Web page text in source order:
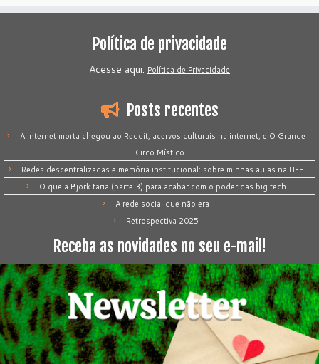
Política de privacidade
Acesse aqui: Política de Privacidade
Posts recentes
A internet morta chegou ao Reddit; acervos culturais na internet; e O Grande
Circo Místico
Redes descentralizadas e memória institucional: sobre minhas aulas na UFF
O que a Björk faria (parte 3) para acabar com o poder das big tech
A rede social que não era
Retrospectiva 2025
Receba as novidades no seu e-mail!